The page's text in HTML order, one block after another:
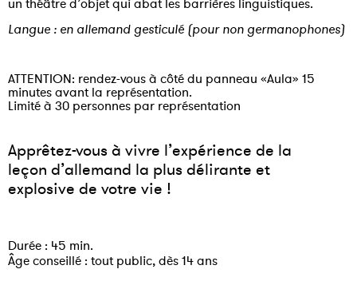
Apprêtez-vous à vivre l’expérience de la
leçon d’allemand la plus délirante et
explosive de votre vie !
Durée : 45 min.
Âge conseillé : tout public, dès 14 ans
un théâtre d’objet qui abat les barrières linguistiques.
Langue : en allemand gesticulé (pour non germanophones)
ATTENTION: rendez-vous à côté du panneau «Aula» 15
minutes avant la représentation.
Limité à 30 personnes par représentation